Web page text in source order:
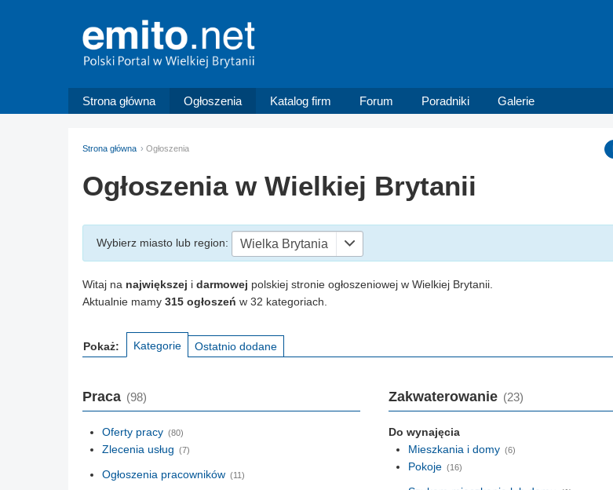
Strona główna Ogłoszenia Katalog firm Forum Poradniki Galerie
Strona główna Ogłoszenia
Ogłoszenia w Wielkiej Brytanii
Wybierz miasto lub region: Wielka Brytania
Witaj na największej i darmowej polskiej stronie ogłoszeniowej w Wielkiej Brytanii.
Aktualnie mamy 315 ogłoszeń w 32 kategoriach.
Pokaż: Kategorie Ostatnio dodane
Praca (98)
Oferty pracy (80)
Zlecenia usług (7)
Ogłoszenia pracowników (11)
Zakwaterowanie (23)
Do wynajęcia
Mieszkania i domy (6)
Pokoje (16)